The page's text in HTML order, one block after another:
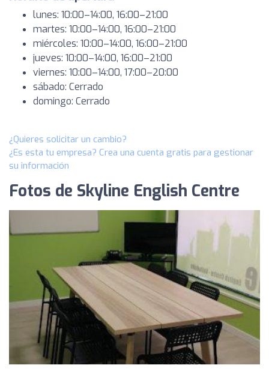
lunes: 10:00–14:00, 16:00–21:00
martes: 10:00–14:00, 16:00–21:00
miércoles: 10:00–14:00, 16:00–21:00
jueves: 10:00–14:00, 16:00–21:00
viernes: 10:00–14:00, 17:00–20:00
sábado: Cerrado
domingo: Cerrado
¿Quieres solicitar un cambio?
¿Es esta tu empresa? Crea una cuenta gratis para gestionar
su información
Fotos de Skyline English Centre